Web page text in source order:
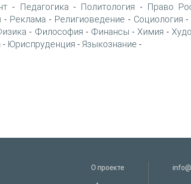
- Педагогика - Политология - Право
- Реклама - Религиоведение - Социология -
- Философия - Финансы - Химия -
- Юриспруденция - Языкознание -
О проекте